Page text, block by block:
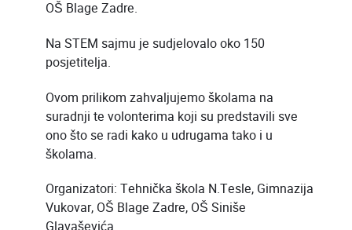
OŠ Blage Zadre.
Na STEM sajmu je sudjelovalo oko 150
posjetitelja.
Ovom prilikom zahvaljujemo školama na
suradnji te volonterima koji su predstavili sve
ono što se radi kako u udrugama tako i u
školama.
Organizatori: Tehnička škola N.Tesle, Gimnazija
Vukovar, OŠ Blage Zadre, OŠ Siniše